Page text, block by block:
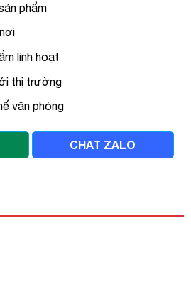
phẩm
linh hoạt
thị trường
văn phòng
CHAT ZALO